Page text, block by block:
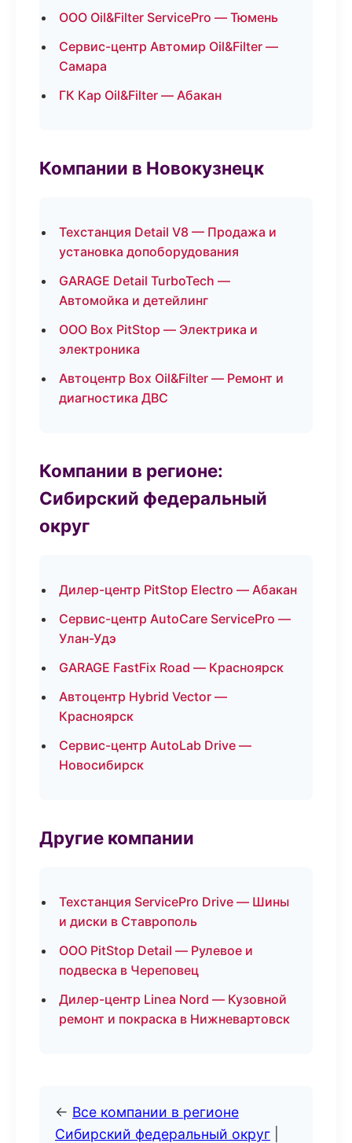
ООО Oil&Filter ServicePro — Тюмень
Сервис-центр Автомир Oil&Filter —
Самара
ГК Кар Oil&Filter — Абакан
Компании в Новокузнецк
Техстанция Detail V8 — Продажа и
установка допоборудования
GARAGE Detail TurboTech —
Автомойка и детейлинг
ООО Box PitStop — Электрика и
электроника
Автоцентр Box Oil&Filter — Ремонт и
диагностика ДВС
Компании в регионе:
Сибирский федеральный
округ
Дилер-центр PitStop Electro — Абакан
Сервис-центр AutoCare ServicePro —
Улан-Удэ
GARAGE FastFix Road — Красноярск
Автоцентр Hybrid Vector —
Красноярск
Сервис-центр AutoLab Drive —
Новосибирск
Другие компании
Техстанция ServicePro Drive — Шины
и диски в Ставрополь
ООО PitStop Detail — Рулевое и
подвеска в Череповец
Дилер-центр Linea Nord — Кузовной
ремонт и покраска в Нижневартовск
← Все компании в регионе
Сибирский федеральный округ